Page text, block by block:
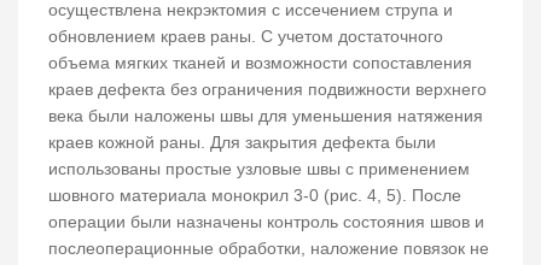
осуществлена некрэктомия с иссечением струпа и
обновлением краев раны. С учетом достаточного
объема мягких тканей и возможности сопоставления
краев дефекта без ограничения подвижности верхнего
века были наложены швы для уменьшения натяжения
краев кожной раны. Для закрытия дефекта были
использованы простые узловые швы с применением
шовного материала монокрил 3-0 (рис. 4, 5). После
операции были назначены контроль состояния швов и
послеоперационные обработки, наложение повязок не